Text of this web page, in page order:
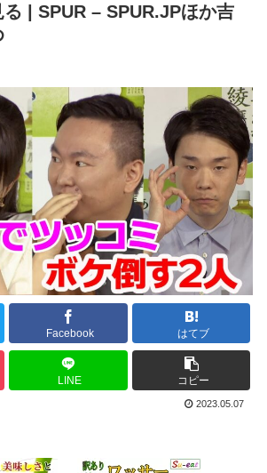
| SPUR – SPUR.JPほか吉
Facebook はてブ
LINE コピー
2023.05.07